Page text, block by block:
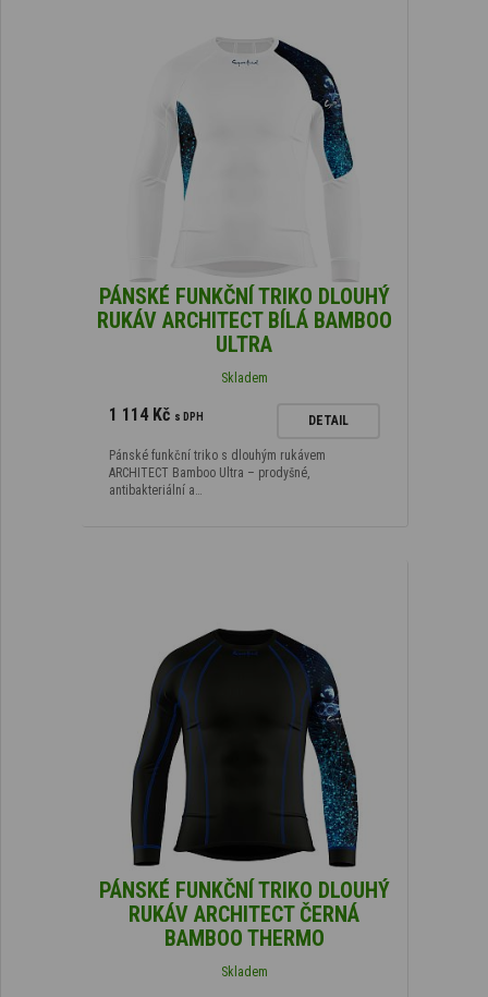
PÁNSKÉ FUNKČNÍ TRIKO DLOUHÝ
RUKÁV ARCHITECT BÍLÁ BAMBOO
ULTRA
Skladem
1 114 Kč s DPH DETAIL
Pánské funkční triko s dlouhým rukávem
ARCHITECT Bamboo Ultra – prodyšné,
antibakteriální a…
PÁNSKÉ FUNKČNÍ TRIKO DLOUHÝ
RUKÁV ARCHITECT ČERNÁ
BAMBOO THERMO
Skladem